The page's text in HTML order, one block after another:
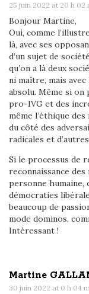
u
p
r
ê
m
e
d
e
s
t
a
t
s
-
i
s
25 juin 2022 at 20 h 02
Bonjour Martine,
Oui, comme
là, avec ses
d’un sujet de
qu’on a là deux
ni maître, mais
absolu. Même si on
pro-IVG et des
même l’éthique
du côté des
radicales et
Si le processus de
reconnaissance des
personne humaine,
démocraties
beaucoup de
mode dominos,
Intéressant !
Martine
30 juin 2022 at 0 h 04